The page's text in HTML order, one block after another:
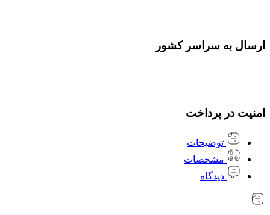
ارسال به سراسر کشور
امنیت در پرداخت
توضیحات
مشخصات
دیدگاه